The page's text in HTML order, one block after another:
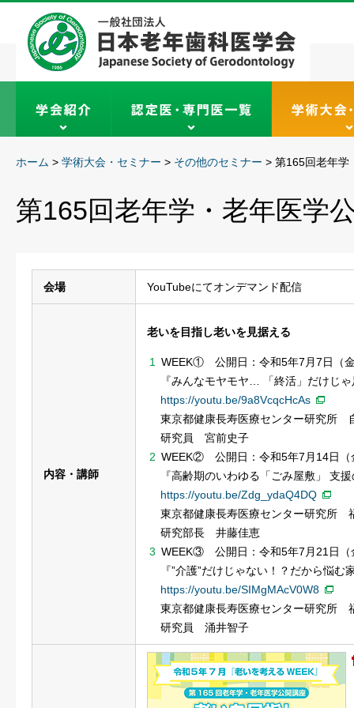
ホーム > 学術大会・セミナー > その他のセミナー > 第165回老年学
第165回老年学・老年医学
会場 YouTubeにてオンデマンド配信
内容・講師
老いを目指し老いを見据える
WEEK① 公開日：令和5年7月7日（
『みんなモヤモヤ… 「終活」だけじ
https://youtu.be/9a8VcqcHcAs
東京都健康長寿医療センター研究所
研究員 宮前史子
WEEK② 公開日：令和5年7月14日（
『高齢期のいわゆる「ごみ屋敷」 支
https://youtu.be/Zdg_ydaQ4DQ
東京都健康長寿医療センター研究所
研究部長 井藤佳恵
WEEK③ 公開日：令和5年7月21日（
『”介護”だけじゃない！？だから悩む
https://youtu.be/SIMgMAcV0W8
東京都健康長寿医療センター研究所
研究員 涌井智子